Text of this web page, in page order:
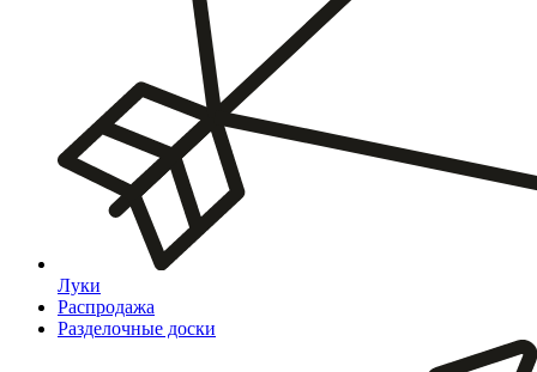
Луки
Распродажа
Разделочные доски